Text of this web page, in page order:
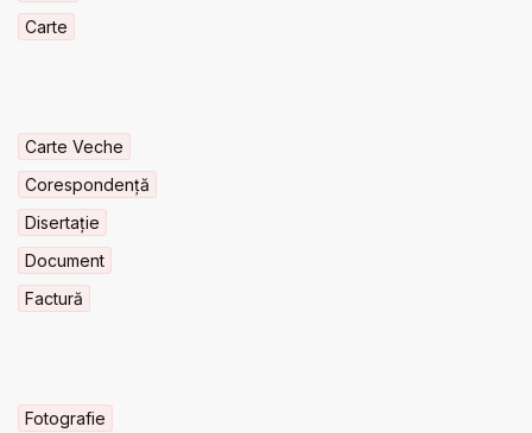
Carte
Carte Veche
Corespondență
Disertație
Document
Factură
Fotografie